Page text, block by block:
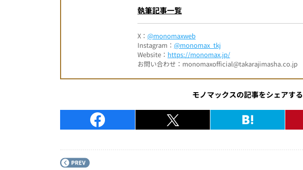
執筆記事一覧
X： @monomaxweb
Instagram： @monomax_tkj
Website： https://monomax.jp/
お問い合わせ：monomaxofficial@takarajimasha.co.jp
モノマックスの記事をシェアする